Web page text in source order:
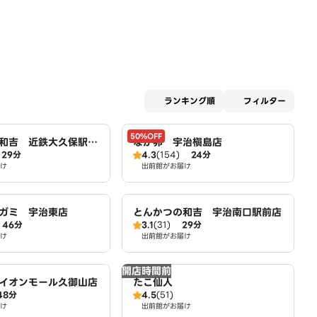
ランキング順 フィルター
吉 近鉄大久保駅前
29分
50%OFF
なか卯 宇治槇島店
4.3(154) 24分
出前館がお届け
ミ 宇治東店
46分
とんかつの和吉 宇治南口駅前店
3.1(31) 29分
出前館がお届け
オンモール久御山店
分
開店時間前
たこ仙人
4.5(51)
出前館がお届け